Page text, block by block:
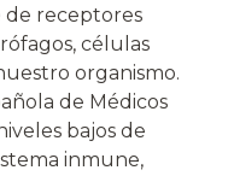
de receptores
células
organismo.
de Médicos
bajos de
inmune,